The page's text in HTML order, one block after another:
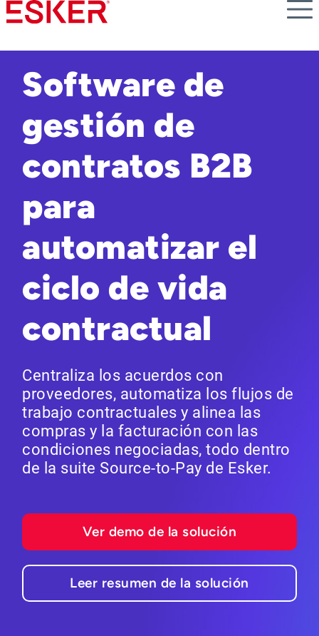
Skip
to
content
Software de
gestión de
contratos B2B
para
automatizar el
ciclo de vida
contractual
Centraliza los acuerdos con
proveedores, automatiza los flujos de
trabajo contractuales y alinea las
compras y la facturación con las
condiciones negociadas, todo dentro
de la suite Source-to-Pay de Esker.
Ver demo de la solución
Leer resumen de la solución